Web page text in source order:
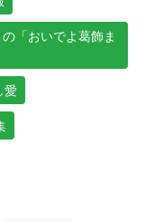
「おいでよ葛飾ま
愛